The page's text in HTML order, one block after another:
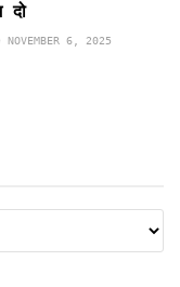
दो
NOVEMBER 6, 2025